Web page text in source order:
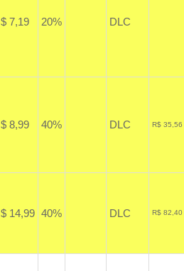
$ 7,19 20% DLC
$ 8,99 40% DLC R$
$ 14,99 40% DLC R$